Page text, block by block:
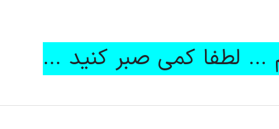
... لطفا کمی صبر کنید ...